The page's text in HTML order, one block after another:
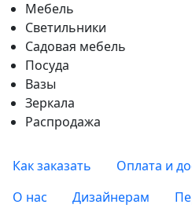
Мебель
Светильники
Садовая мебель
Посуда
Вазы
Зеркала
Распродажа
Как заказать Оплата и
О нас
Дизайнерам